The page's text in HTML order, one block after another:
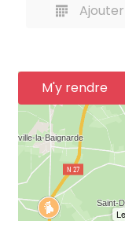
M'y rendre